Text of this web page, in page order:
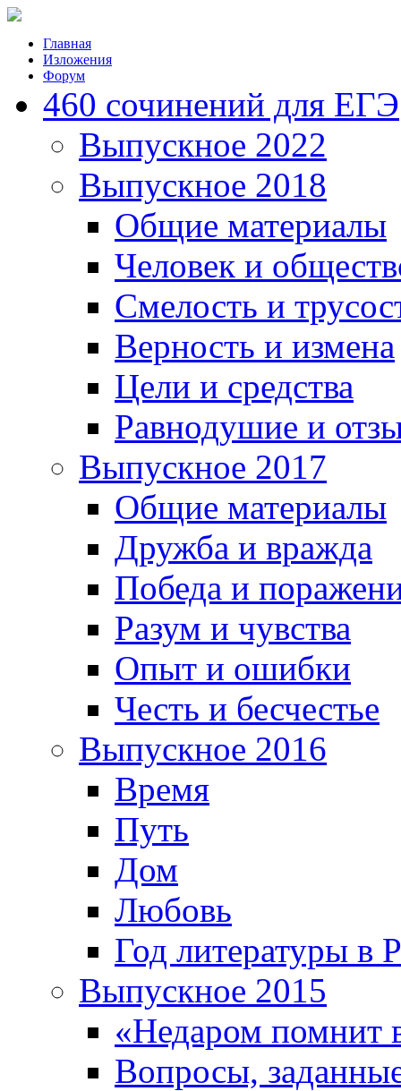
Главная
Изложения
Форум
460 сочинений для ЕГЭ
Выпускное 2022
Выпускное 2018
Общие материалы
Человек и
Смелость и
Верность и измена
Цели и средства
Равнодушие и
Выпускное 2017
Общие материалы
Дружба и вражда
Победа и
Разум и чувства
Опыт и ошибки
Честь и бесчестье
Выпускное 2016
Время
Путь
Дом
Любовь
Год литературы в
Выпускное 2015
«Недаром помнит
Вопросы,